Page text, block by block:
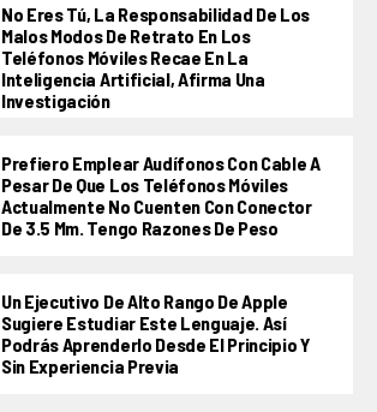
No Eres Tú, La Responsabilidad De Los
Malos Modos De Retrato En Los
Teléfonos Móviles Recae En La
Inteligencia Artificial, Afirma Una
Investigación
Prefiero Emplear Audífonos Con Cable A
Pesar De Que Los Teléfonos Móviles
Actualmente No Cuenten Con Conector
De 3.5 Mm. Tengo Razones De Peso
Un Ejecutivo De Alto Rango De Apple
Sugiere Estudiar Este Lenguaje. Así
Podrás Aprenderlo Desde El Principio Y
Sin Experiencia Previa